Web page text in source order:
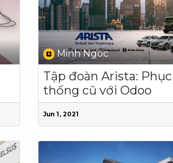
Minh Ngoc
Tập đoàn Arista:
thống cũ với Odoo
Jun 1, 2021